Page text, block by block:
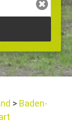
Baden-